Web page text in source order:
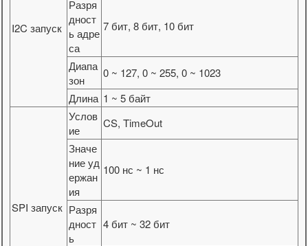
I2C запуск
Разря
дност
ь адре
са
7 бит, 8 бит, 10 бит
Диапа
зон
0 ~ 127, 0 ~ 255, 0 ~ 1023
Длина 1 ~ 5 байт
SPI запуск
Услов
ие
CS, TimeOut
Значе
ние уд
ержан
ия
100 нс ~ 1 нс
Разря
дност
ь
4 бит ~ 32 бит